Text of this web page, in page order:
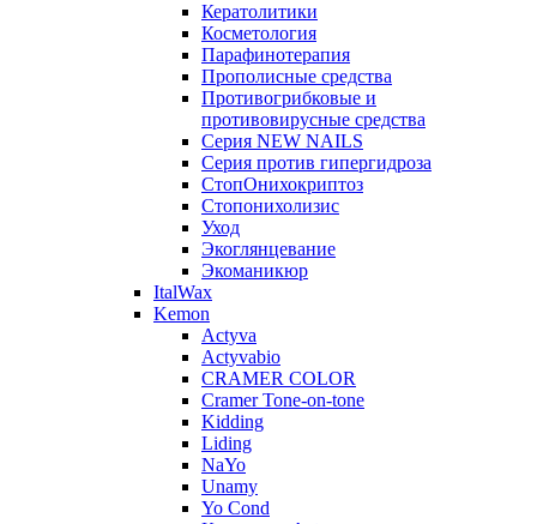
Кератолитики
Косметология
Парафинотерапия
Прополисные средства
Противогрибковые и
противовирусные средства
Серия NEW NAILS
Серия против гипергидроза
СтопОнихокриптоз
Стопонихолизис
Уход
Экоглянцевание
Экоманикюр
ItalWax
Kemon
Actyva
Actyvabio
CRAMER COLOR
Cramer Tone-on-tone
Kidding
Liding
NaYo
Unamy
Yo Cond